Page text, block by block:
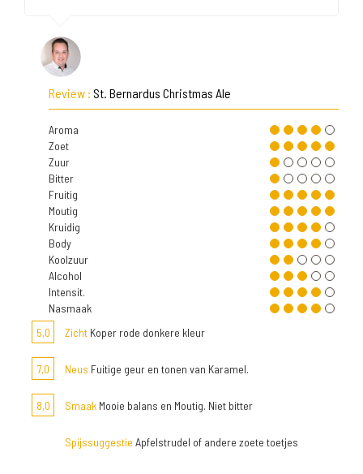
Review : St. Bernardus Christmas Ale
Aroma
Zoet
Zuur
Bitter
Fruitig
Moutig
Kruidig
Body
Koolzuur
Alcohol
Intensit.
Nasmaak
5,0
Zicht Koper rode donkere kleur
7,0 Neus Fuitige geur en tonen van Karamel.
8,0 Smaak Mooie balans en Moutig. Niet bitter
Spijssuggestie Apfelstrudel of andere zoete toetjes